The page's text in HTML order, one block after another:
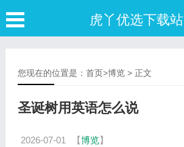
虎丫优选下载站
您现在的位置是： 首页>博览> 正文
圣诞树用英语怎么说
2026-07-01 【博览】